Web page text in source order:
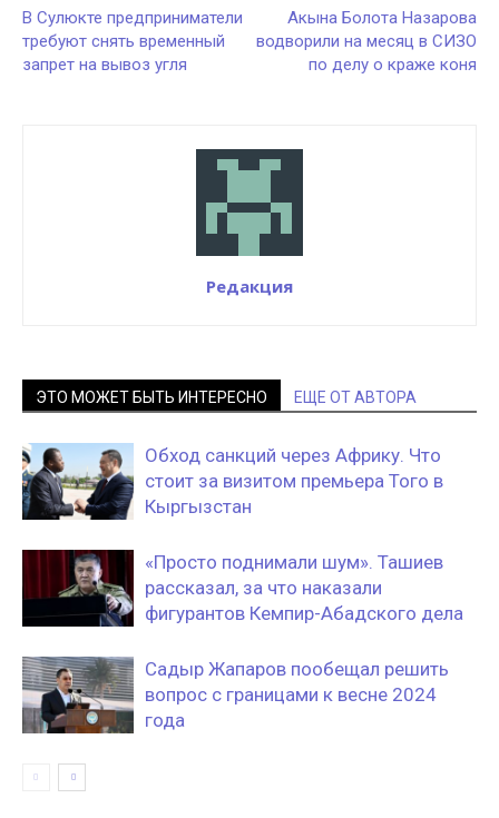
В Сулюкте предприниматели
требуют снять временный
запрет на вывоз угля
Акына Болота Назарова
водворили на месяц в СИЗО
по делу о краже коня
Редакция
ЭТО МОЖЕТ БЫТЬ ИНТЕРЕСНО ЕЩЕ ОТ АВТОРА
Обход санкций через Африку. Что
стоит за визитом премьера Того в
Кыргызстан
«Просто поднимали шум». Ташиев
рассказал, за что наказали
фигурантов Кемпир-Абадского дела
Садыр Жапаров пообещал решить
вопрос с границами к весне 2024
года